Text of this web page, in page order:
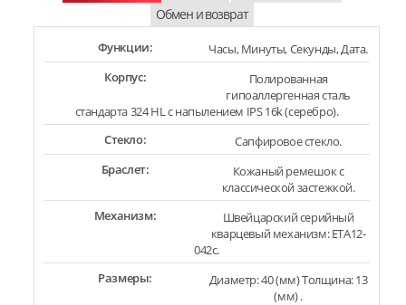
Обмен и возврат
Функции:
Часы, Минуты, Секунды, Дата.
Корпус:
Полированная
гипоаллергенная сталь
стандарта 324 HL с напылением IPS 16k (серебро).
Стекло:
Сапфировое стекло.
Браслет:
Кожаный ремешок с
классической застежкой.
Механизм:
Швейцарский серийный
кварцевый механизм: ETA12-
042c.
Размеры:
Диаметр: 40 (мм) Толщина: 13
(мм) .